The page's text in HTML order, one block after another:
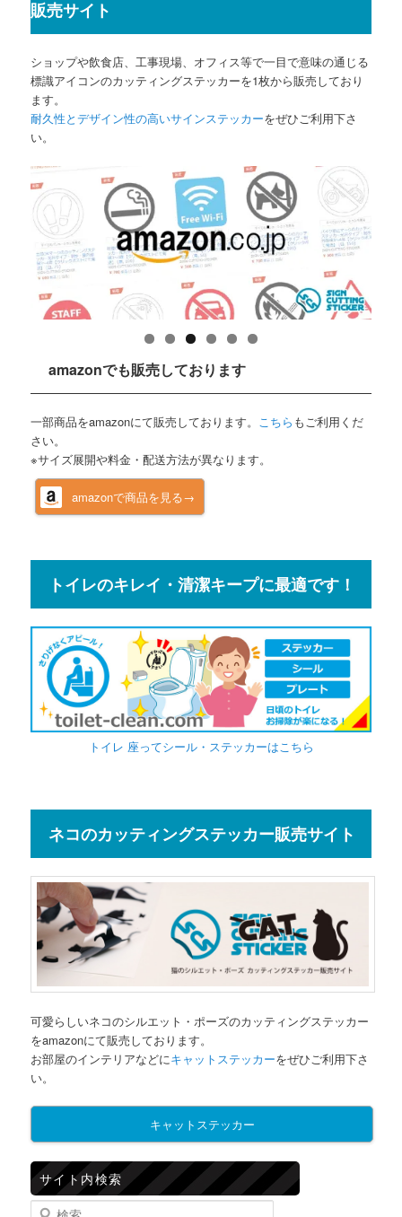
販売サイト
ショップや飲食店、工事現場、オフィス等で一目で意味の通じる
標識アイコンのカッティングステッカーを1枚から販売しており
ます。
耐久性とデザイン性の高いサインステッカーをぜひご利用下さ
い。
amazonでも販売しております
一部商品をamazonにて販売しております。 こちら もご利用くだ
さい。
※サイズ展開や料金・配送方法が異なります。
amazonで商品を見る→
トイレのキレイ・清潔キープに最適です！
トイレ 座ってシール・ステッカーはこちら
ネコのカッティングステッカー販売サイト
可愛らしいネコのシルエット・ポーズのカッティングステッカー
をamazonにて販売しております。
お部屋のインテリアなどにキャットステッカーをぜひご利用下さ
い。
キャットステッカー
サイト内検索
検索